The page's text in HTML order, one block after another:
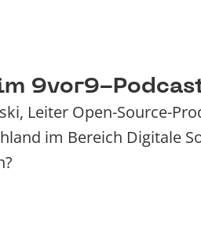
9vor9-
Leiter Open-Source-
im Bereich Digitale